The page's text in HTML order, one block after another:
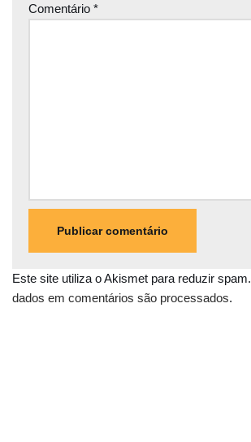
Comentário *
Este site utiliza o Akismet para reduzir spam.
dados em comentários são processados.